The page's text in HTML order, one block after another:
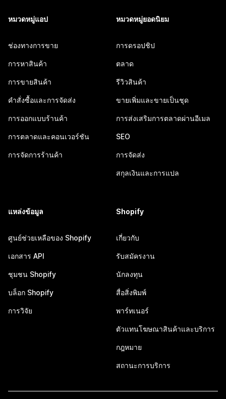
หมวดหมู่แอป
ช่องทางการขาย
การหาสินค้า
การขายสินค้า
คำสั่งซื้อและการจัดส่ง
การออกแบบร้านค้า
การตลาดและคอนเวอร์ชัน
การจัดการร้านค้า
หมวดหมู่ยอดนิยม
การดรอปชิป
ตลาด
รีวิวสินค้า
ขายเพิ่มและขายเป็นชุด
การส่งเสริมการตลาดผ่านอีเมล
SEO
การจัดส่ง
สกุลเงินและการแปล
แหล่งข้อมูล
ศูนย์ช่วยเหลือของ Shopify
เอกสาร API
ชุมชน Shopify
บล็อก Shopify
การวิจัย
Shopify
เกี่ยวกับ
รับสมัครงาน
นักลงทุน
สื่อสิ่งพิมพ์
พาร์ทเนอร์
ตัวแทนโฆษณาสินค้าและบริการ
กฎหมาย
สถานะการบริการ